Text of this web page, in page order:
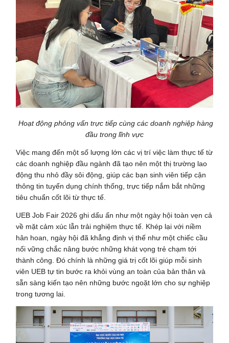
Hoạt động phỏng vấn trực tiếp cùng các doanh nghiệp hàng
đầu trong lĩnh vực
Việc mang đến một số lượng lớn các vị trí việc làm thực tế từ
các doanh nghiệp đầu ngành đã tạo nên một thị trường lao
động thu nhỏ đầy sôi động, giúp các bạn sinh viên tiếp cận
thông tin tuyển dụng chính thống, trực tiếp nắm bắt những
tiêu chuẩn cốt lõi từ thực tế.
UEB Job Fair 2026 ghi dấu ấn như một ngày hội toàn vẹn cả
về mặt cảm xúc lẫn trải nghiệm thực tế. Khép lại với niềm
hân hoan, ngày hội đã khẳng định vị thế như một chiếc cầu
nối vững chắc nâng bước những khát vọng trẻ chạm tới
thành công. Đó chính là những giá trị cốt lõi giúp mỗi sinh
viên UEB tự tin bước ra khỏi vùng an toàn của bản thân và
sẵn sàng kiến tạo nên những bước ngoặt lớn cho sự nghiệp
trong tương lai.